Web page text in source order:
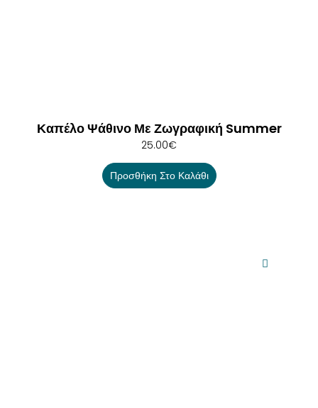
Καπέλο Ψάθινο Με Ζωγραφική Summer
25.00€
Προσθήκη Στο Καλάθι